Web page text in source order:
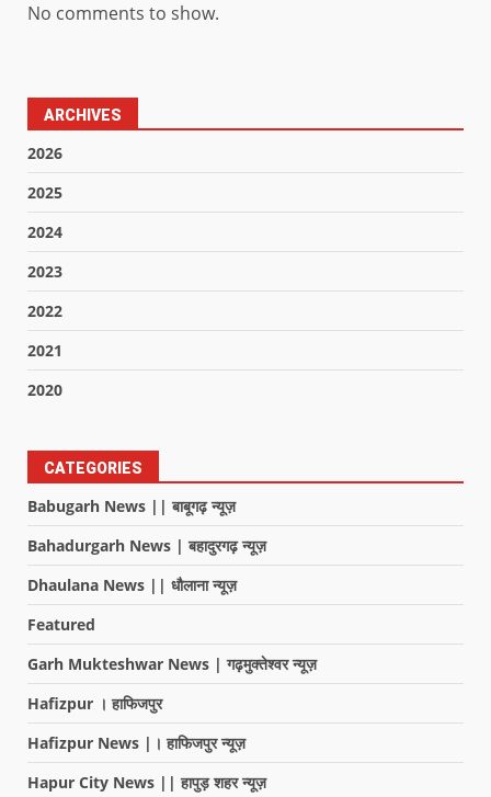
No comments to show.
ARCHIVES
2026
2025
2024
2023
2022
2021
2020
CATEGORIES
Babugarh News || बाबूगढ़ न्यूज़
Bahadurgarh News | बहादुरगढ़ न्यूज़
Dhaulana News || धौलाना न्यूज़
Featured
Garh Mukteshwar News | गढ़मुक्तेश्वर न्यूज़
Hafizpur । हाफिजपुर
Hafizpur News |। हाफिजपुर न्यूज़
Hapur City News || हापुड़ शहर न्यूज़